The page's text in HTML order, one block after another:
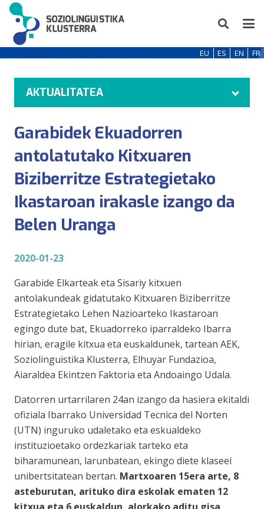
EU ES EN FR
AKTUALITATEA
Garabidek Ekuadorren
antolatutako Kitxuaren
Biziberritze Estrategietako
Ikastaroan irakasle izango da
Belen Uranga
2020-01-23
Garabide Elkarteak eta Sisariy kitxuen
antolakundeak gidatutako Kitxuaren Biziberritze
Estrategietako Lehen Nazioarteko Ikastaroan
egingo dute bat, Ekuadorreko iparraldeko Ibarra
hirian, eragile kitxua eta euskaldunek, tartean AEK,
Soziolinguistika Klusterra, Elhuyar Fundazioa,
Aiaraldea Ekintzen Faktoria eta Andoaingo Udala.
Datorren urtarrilaren 24an izango da hasiera ekitaldi
ofiziala Ibarrako Universidad Tecnica del Norten
(UTN) inguruko udaletako eta eskualdeko
instituzioetako ordezkariak tarteko eta
biharamunean, larunbatean, ekingo diete klaseei
unibertsitatean bertan. Martxoaren 15era arte, 8
asteburutan, arituko dira eskolak ematen 12